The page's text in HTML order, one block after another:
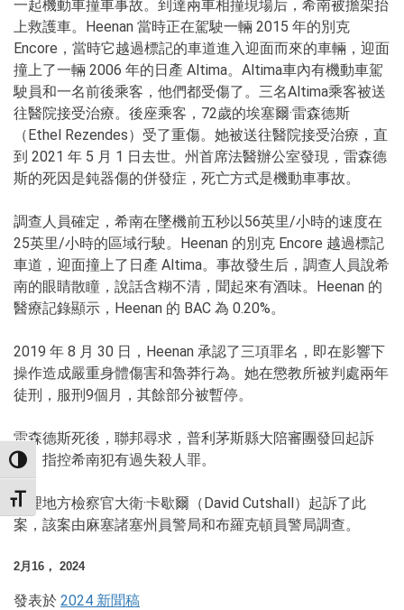
TOGGLE HIGH CONTRAST
TOGGLE FONT SIZE
一起機動車撞車事故。到達兩車相撞現場后，希南被擔架抬
上救護車。Heenan 當時正在駕駛一輛 2015 年的別克
Encore，當時它越過標記的車道進入迎面而來的車輛，迎面
撞上了一輛 2006 年的日產 Altima。Altima車內有機動車駕
駛員和一名前後乘客，他們都受傷了。三名Altima乘客被送
往醫院接受治療。後座乘客，72歲的埃塞爾·雷森德斯
（Ethel Rezendes）受了重傷。她被送往醫院接受治療，直
到 2021 年 5 月 1 日去世。州首席法醫辦公室發現，雷森德
斯的死因是鈍器傷的併發症，死亡方式是機動車事故。
調查人員確定，希南在墜機前五秒以56英里/小時的速度在
25英里/小時的區域行駛。Heenan 的別克 Encore 越過標記
車道，迎面撞上了日產 Altima。事故發生后，調查人員說希
南的眼睛散瞳，說話含糊不清，聞起來有酒味。Heenan 的
醫療記錄顯示，Heenan 的 BAC 為 0.20%。
2019 年 8 月 30 日，Heenan 承認了三項罪名，即在影響下
操作造成嚴重身體傷害和魯莽行為。她在懲教所被判處兩年
徒刑，服刑9個月，其餘部分被暫停。
雷森德斯死後，聯邦尋求，普利茅斯縣大陪審團發回起訴
書，指控希南犯有過失殺人罪。
助理地方檢察官大衛·卡歇爾（David Cutshall）起訴了此
案，該案由麻塞諸塞州員警局和布羅克頓員警局調查。
2月16， 2024
發表於 2024 新聞稿